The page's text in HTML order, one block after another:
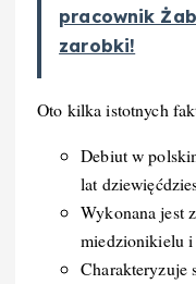
pracownik
zarobki!
Oto kilka istotnych
Debiut w
lat
Wykonana jest
miedzionikielu i
Charakteryzuje